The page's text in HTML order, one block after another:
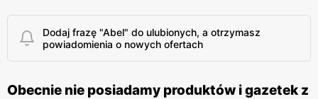
Dodaj frazę "Abel" do ulubionych, a otrzymasz
powiadomienia o nowych ofertach
Obecnie nie posiadamy produktów i gazetek z